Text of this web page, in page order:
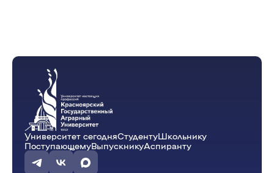
Университет сегодняСтудентуШкольнику
ПоступающемуВыпускникуАспиранту